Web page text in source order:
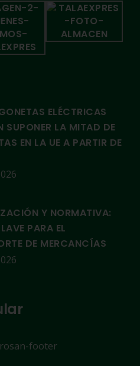
ELÉCTRICAS
SUPONER LA MITAD DE
EN LA UE A PARTIR DE
Y NORMATIVA:
PARA EL
DE MERCANCÍAS